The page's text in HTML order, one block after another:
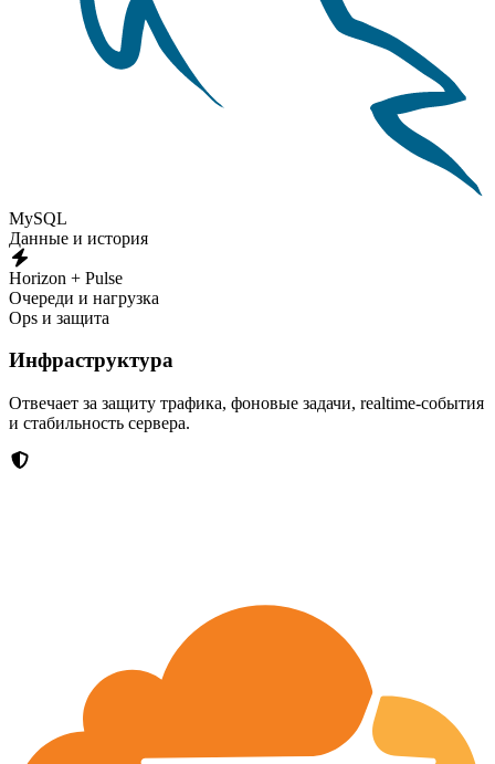
MySQL
Данные и история
Horizon + Pulse
Очереди и нагрузка
Ops и защита
Инфраструктура
Отвечает за защиту трафика, фоновые задачи, realtime-события
и стабильность сервера.